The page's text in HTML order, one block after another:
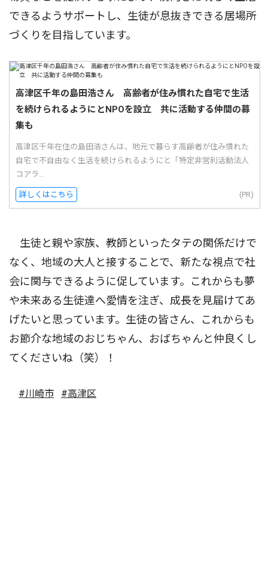
できるようサポートし、生徒が息抜きできる居場所
づくりを目指しています。
高津区千年の島田浩さん 高齢者が住み慣れた自宅で生活
を続けられるようにとNPOを設立 共に活動する仲間の募
集も
高津区千年在住の島田浩さんは、地元で暮らす高齢者が住み慣れた
自宅で不自由なく生活を続けられるようにと「特定非営利活動法人
コアラ...
詳しくはこちら (PR)
生徒と親や家族、教師といったタテの関係だけで
なく、地域の大人と接することで、新たな視点で社
会に関与できるように促しています。これからも夢
や未来ある生徒達へ愛情を注ぎ、成長を見届けてあ
げたいと思っています。生徒の皆さん、これからも
お節介な地域のおじちゃん、おばちゃんと仲良くし
てくださいね（笑）！
#川崎市 #高津区